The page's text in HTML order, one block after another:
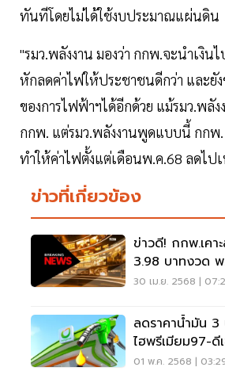
ทันทีโดยไม่ได้ใช้งบประมาณแผ่นดิน
"รมว.พลังงาน มองว่า กกพ.จะนำเงิน
หักลดค่าไฟให้ประชาชนดีกว่า และยั
ของการไฟฟ้าฯได้อีกด้วย แม้รมว.พลั
กกพ. แต่รมว.พลังงานพูดแบบนี้ กกพ
ทำให้ค่าไฟตั้งแต่เดือนพ.ค.68 ลดไป
ข่าวที่เกี่ยวข้อง
ข่าวดี! กกพ.เคา
3.98 บาทงวด
30 เม.ย. 2568 |
ลดราคาน้ำมัน
ไฮพรีเมียม97-ดี
ล่าสุด
01 พ.ค. 2568 |